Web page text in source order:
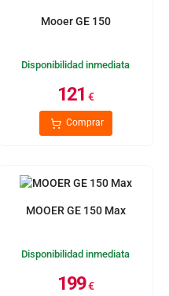
Mooer GE 150
Disponibilidad inmediata
121 €
Comprar
MOOER GE 150 Max
Disponibilidad inmediata
199€